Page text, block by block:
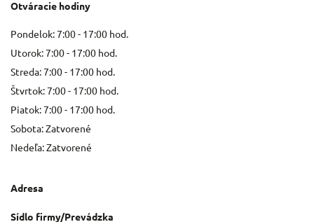
Otváracie hodiny
Pondelok: 7:00 - 17:00 hod.
Utorok: 7:00 - 17:00 hod.
Streda: 7:00 - 17:00 hod.
Štvrtok: 7:00 - 17:00 hod.
Piatok: 7:00 - 17:00 hod.
Sobota: Zatvorené
Nedeľa: Zatvorené
Adresa
Sídlo firmy/Prevádzka